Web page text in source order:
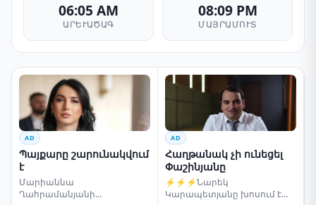
06:05 AM
ԱՐԵՒԱԾԱԳ
08:09 PM
ՄԱՅՐԱՄՈՒՏ
AD
Պայքարը շարունակվում
է
Մարիաննա
Ղահրամանյանի
AD
Հաղթանակ չի ունեցել
Փաշինյանը
⚡⚡⚡Նարեկ
Կարապետյանը խոսում է